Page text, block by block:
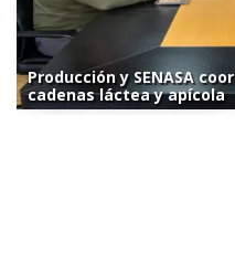
Producción y SENASA
cadenas láctea y apícola